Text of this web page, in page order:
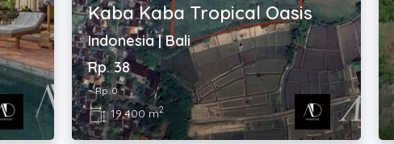
Kaba Kaba Tropical Oasis
Indonesia | Bali
Rp. 38
~ Rp. 0
19,400 m2